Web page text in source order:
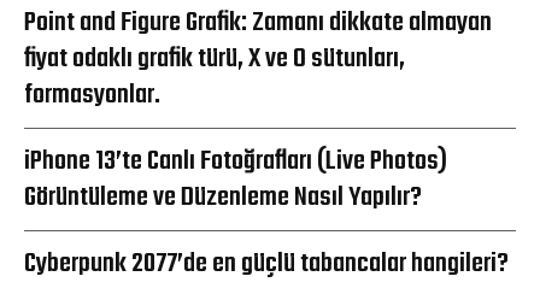
Point and Figure Grafik: Zamanı dikkate almayan
fiyat odaklı grafik türü, X ve O sütunları,
formasyonlar.
iPhone 13’te Canlı Fotoğrafları (Live Photos)
Görüntüleme ve Düzenleme Nasıl Yapılır?
Cyberpunk 2077’de en güçlü tabancalar hangileri?